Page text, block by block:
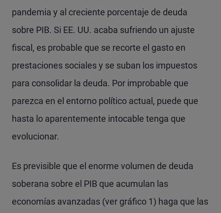
pandemia y al creciente porcentaje de deuda
sobre PIB. Si EE. UU. acaba sufriendo un ajuste
fiscal, es probable que se recorte el gasto en
prestaciones sociales y se suban los impuestos
para consolidar la deuda. Por improbable que
parezca en el entorno político actual, puede que
hasta lo aparentemente intocable tenga que
evolucionar.
Es previsible que el enorme volumen de deuda
soberana sobre el PIB que acumulan las
economías avanzadas (ver gráfico 1) haga que las